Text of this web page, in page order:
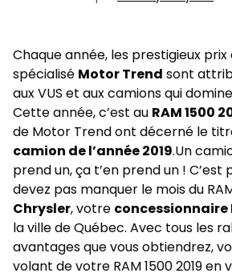
Chaque année, les prestigieux
spécialisé Motor Trend sont
auxVUS et auxcamionsqui
Cette année, c’est au RAM 1500
de Motor Trend ont décerné le
camion de l’année 2019.Un
prend un, ça t’en prend un ! C’est
devez pas manquer le mois du
Chrysler, votre concessionnaire
la ville de Québec. Avec tous les
avantages que vous obtiendrez,
volant de votre RAM 1500 2019 en